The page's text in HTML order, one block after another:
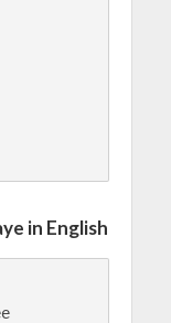
in English